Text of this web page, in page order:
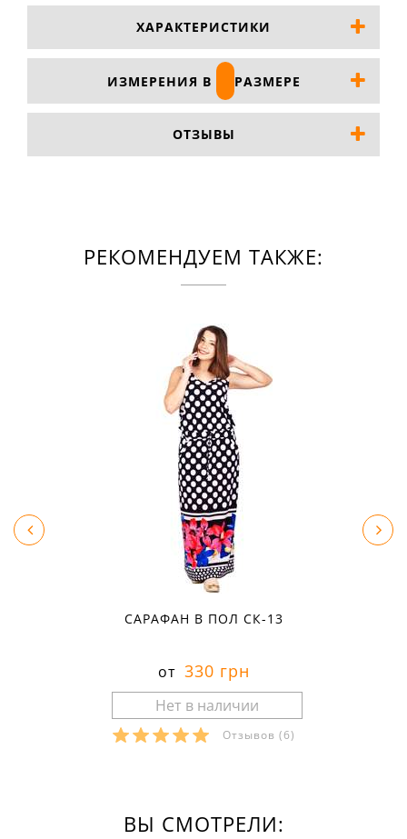
ХАРАКТЕРИСТИКИ
ИЗМЕРЕНИЯ В РАЗМЕРЕ
ОТЗЫВЫ
РЕКОМЕНДУЕМ ТАКЖЕ:
САРАФАН В ПОЛ СК-13
от 330 грн
Отзывов (6)
ВЫ СМОТРЕЛИ: